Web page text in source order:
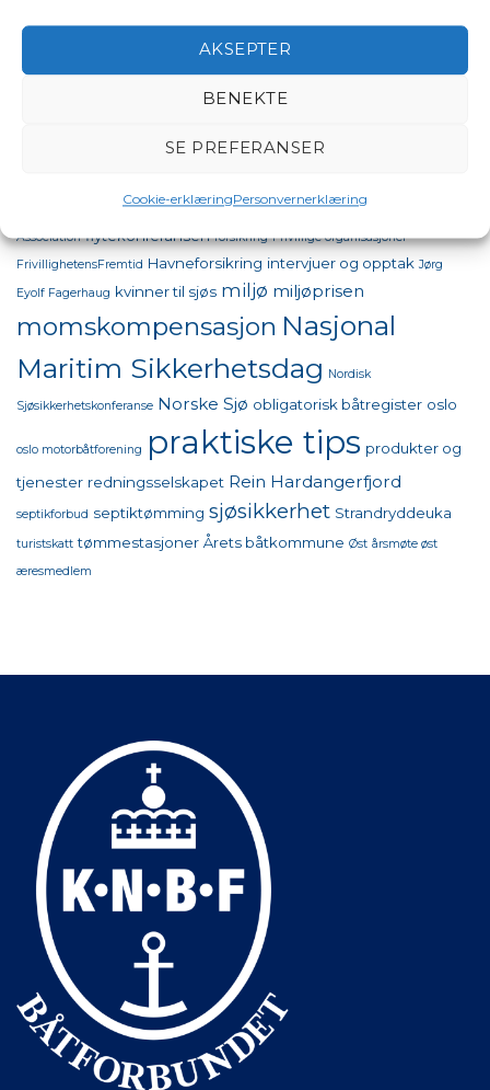
AKSEPTER
BENEKTE
SE PREFERANSER
Cookie-erklæringPersonvernerklæring
STIKKORD
bestumkilen båt
båttinget 2026 drivstoffpriser båt EBA European Boating
Association flytekonferansen forsikring Frivillige organisasjoner
FrivillighetensFremtid Havneforsikring intervjuer og opptak Jørg
Eyolf Fagerhaug kvinner til sjøs miljø miljøprisen
momskompensasjon Nasjonal
Maritim Sikkerhetsdag Nordisk
Sjøsikkerhetskonferanse Norske Sjø obligatorisk båtregister oslo
oslo motorbåtforening praktiske tips produkter og
tjenester redningsselskapet Rein Hardangerfjord
septikforbud septiktømming sjøsikkerhet Strandryddeuka
turistskatt tømmestasjoner Årets båtkommune Øst årsmøte øst
æresmedlem